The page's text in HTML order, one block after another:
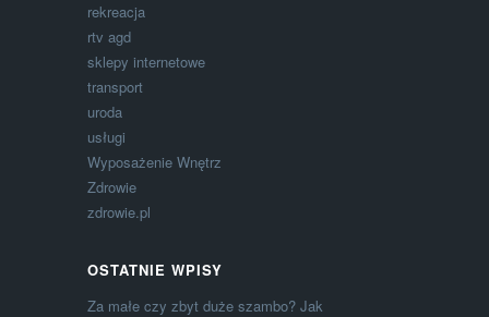
rekreacja
rtv agd
sklepy internetowe
transport
uroda
usługi
Wyposażenie Wnętrz
Zdrowie
zdrowie.pl
OSTATNIE WPISY
Za małe czy zbyt duże szambo? Jak